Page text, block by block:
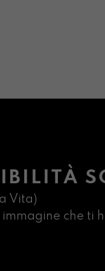
Vita)
che ti